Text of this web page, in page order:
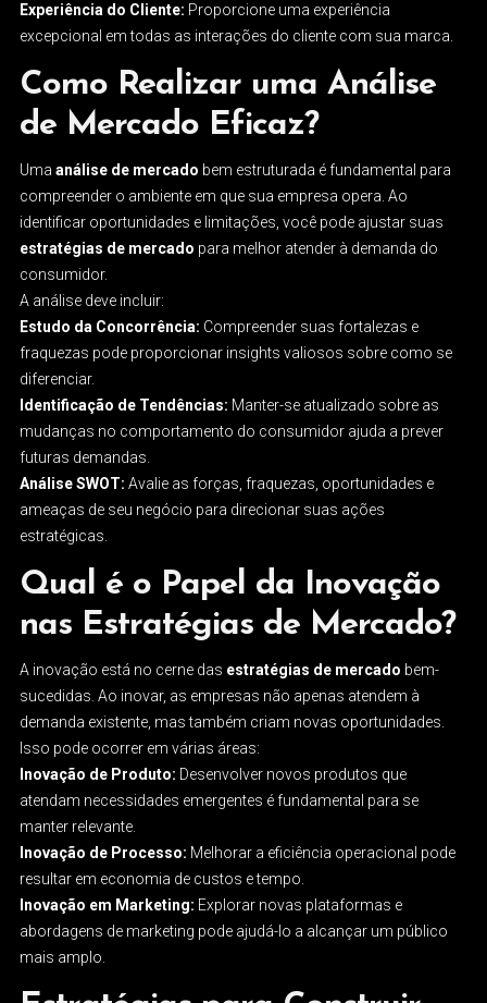
Experiência do Cliente: Proporcione uma experiência
excepcional em todas as interações do cliente com sua marca.
Como Realizar uma Análise
de Mercado Eficaz?
Uma análise de mercado bem estruturada é fundamental para
compreender o ambiente em que sua empresa opera. Ao
identificar oportunidades e limitações, você pode ajustar suas
estratégias de mercado para melhor atender à demanda do
consumidor.
A análise deve incluir:
Estudo da Concorrência: Compreender suas fortalezas e
fraquezas pode proporcionar insights valiosos sobre como se
diferenciar.
Identificação de Tendências: Manter-se atualizado sobre as
mudanças no comportamento do consumidor ajuda a prever
futuras demandas.
Análise SWOT: Avalie as forças, fraquezas, oportunidades e
ameaças de seu negócio para direcionar suas ações
estratégicas.
Qual é o Papel da Inovação
nas Estratégias de Mercado?
A inovação está no cerne das estratégias de mercado bem-
sucedidas. Ao inovar, as empresas não apenas atendem à
demanda existente, mas também criam novas oportunidades.
Isso pode ocorrer em várias áreas:
Inovação de Produto: Desenvolver novos produtos que
atendam necessidades emergentes é fundamental para se
manter relevante.
Inovação de Processo: Melhorar a eficiência operacional pode
resultar em economia de custos e tempo.
Inovação em Marketing: Explorar novas plataformas e
abordagens de marketing pode ajudá-lo a alcançar um público
mais amplo.